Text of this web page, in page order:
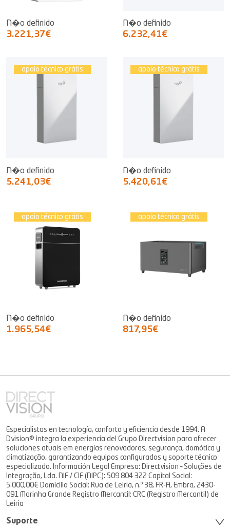
N�o definido
3.221,37€
N�o definido
6.232,41€
apoio técnico grátis
N�o definido
5.241,03€
apoio técnico grátis
N�o definido
5.420,61€
apoio técnico grátis
N�o definido
1.965,54€
apoio técnico grátis
N�o definido
817,95€
Especialistas en tecnología, conforto y eficiencia desde 1994. A
Dvision® integra la experiencia del Grupo Directvision para ofrecer
soluciones atuais em energías renovadoras, segurança, domótica y
climatização, garantizando equipos configurados y soporte técnico
especializado. Información Legal Empresa: Directvision – Soluções de
Integração, Lda. NIF / CIF (NIPC): 509 804 322 Capital Social:
5.000,00€ Domicilio Social: Rua de Leiria, n.º 38, FR-A, Embra, 2430-
091 Marinha Grande Registro Mercantil: CRC (Registro Mercantil) de
Leiria
Suporte